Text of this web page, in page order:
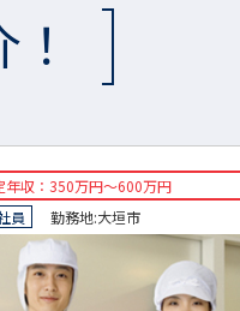
収：400万～500万円
勤務地:岐阜市